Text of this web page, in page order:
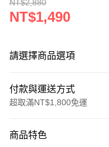
NT$2,880
NT$1,490
請選擇商品選項
付款與運送方式
超取滿NT$1,800免運
信用卡一次付款
商品特色